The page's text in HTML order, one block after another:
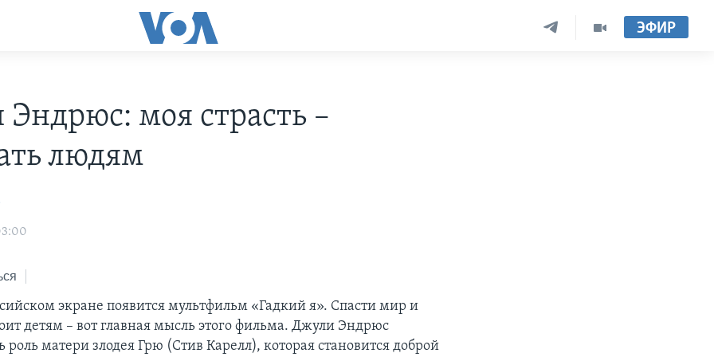
ЭФИР
моя страсть –
людям
экране появится мультфильм «Гадкий я». Спасти мир и
детям – вот главная мысль этого фильма. Джули Эндрюс
роль матери злодея Грю (Стив Карелл), которая становится доброй